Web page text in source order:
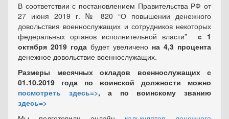
В соответствии с постановлением Правительства РФ от
27 июня 2019 г. № 820 “О повышении денежного
довольствия военнослужащих и сотрудников некоторых
федеральных органов исполнительной власти” с 1
октября 2019 года будет увеличено на 4,3 процента
денежное довольствие военнослужащих.
Размеры месячных окладов военнослужащих с
01.10.2019 года по воинской должности можно
посмотреть здесь=>, а по воинскому званию
здесь=>